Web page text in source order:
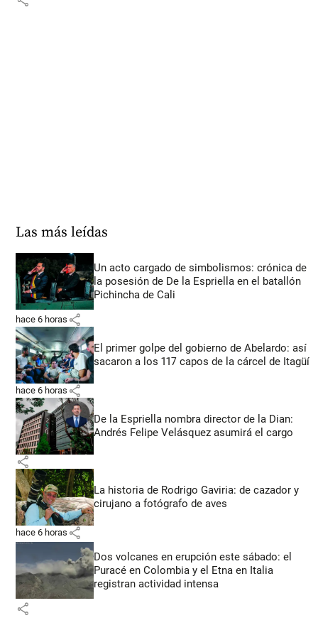
Las más leídas
Un acto cargado de simbolismos: crónica de
la posesión de De la Espriella en el batallón
Pichincha de Cali
hace 6 horas share
El primer golpe del gobierno de Abelardo: así
sacaron a los 117 capos de la cárcel de Itagüí
hace 6 horas share
De la Espriella nombra director de la Dian:
Andrés Felipe Velásquez asumirá el cargo
share
La historia de Rodrigo Gaviria: de cazador y
cirujano a fotógrafo de aves
hace 6 horas share
Dos volcanes en erupción este sábado: el
Puracé en Colombia y el Etna en Italia
registran actividad intensa
share